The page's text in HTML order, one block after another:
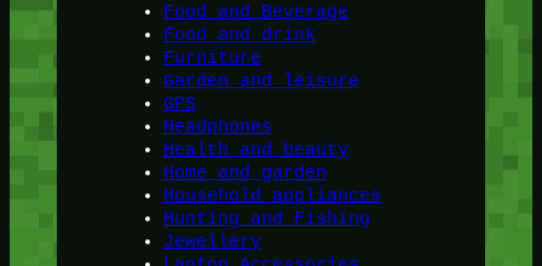
Food and Beverage
Food and drink
Furniture
Garden and leisure
GPS
Headphones
Health and beauty
Home and garden
Household appliances
Hunting and Fishing
Jewellery